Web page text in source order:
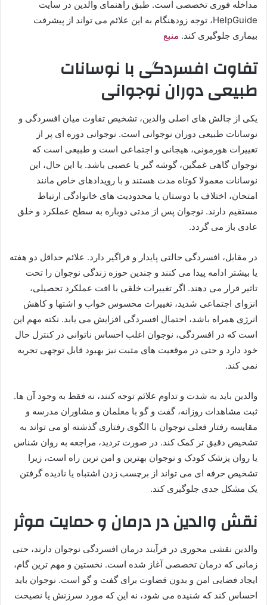
مداخله فوری تخصصی است. طبق راهنمای والدین در سایت
HelpGuide، توجه زودهنگام به این علائم می تواند از پیشرفت
بیماری جلوگیری کند. منبع
تفاوت افسردگی با نوسانات
طبیعی دوران نوجوانی
یکی از چالش های اصلی والدین، تشخیص تفاوت میان افسردگی و
نوسانات طبیعی دوران نوجوانی است. نوجوانی دوره ای پر از
تغییرات هورمونی، هیجانی و اجتماعی است و طبیعی است که
نوجوان گاهی غمگین، گوشه گیر یا عصبی باشد. با این حال، این
نوسانات معمولا کوتاه مدت هستند و با رویدادهای خاص مانند
امتحان، اختلاف با دوستان یا محدودیت های خانوادگی ارتباط
مستقیم دارند. نوجوان پس از مدتی دوباره به سطح عملکرد و خلق
عادی باز می گردد.
در مقابل، افسردگی حالتی پایدار و فراگیر دارد. علائم حداقل دو هفته
یا بیشتر ادامه پیدا می کنند و چندین حوزه زندگی نوجوان را تحت
تاثیر قرار می دهند. اگر تغییرات خلقی با افت عملکرد تحصیلی،
انزوای اجتماعی شدید، تغییرات محسوس خواب و اشتها و کاهش
انرژی همراه باشد، احتمال افسردگی افزایش می یابد. نکته مهم این
است که در افسردگی، نوجوان اغلب احساس ناتوانی در کنترل حال
خود دارد و حتی در موقعیت های مثبت نیز بهبود قابل توجهی تجربه
نمی کند.
والدین باید به شدت و تداوم علائم توجه کنند، نه فقط به وجود آن ها.
ثبت مشاهدات روزانه، گفت و گو با معلمان و مشاوران مدرسه و
مقایسه رفتار فعلی نوجوان با الگوی رفتاری گذشته او می تواند به
تشخیص دقیق تر کمک کند. در صورت تردید، مراجعه به روان شناس
یا روان پزشک کودک و نوجوان بهترین و امن ترین راه است، زیرا
تشخیص حرفه ای می تواند از برچسب زدن اشتباه یا نادیده گرفتن
یک مشکل جدی جلوگیری کند.
نقش والدین در درمان و حمایت موثر
والدین نقشی محوری در فرآیند درمان افسردگی نوجوان دارند، حتی
زمانی که درمان تخصصی آغاز شده است. نخستین و مهم ترین گام،
ایجاد فضایی امن و بدون قضاوت برای گفت و گو است. نوجوان باید
احساس کند که شنیده می شود، نه این که مورد سرزنش یا نصیحت